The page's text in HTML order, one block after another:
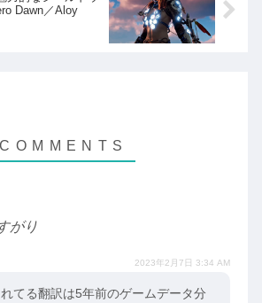
Dawn／Aloy
がり
2023年2月7日 3:34 AM
てる翻訳は5年前のゲームデータ分